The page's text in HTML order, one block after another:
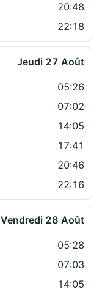
20:48
22:18
Jeudi 27 Août
05:26
07:02
14:05
17:41
20:46
22:16
Vendredi 28 Août
05:28
07:03
14:05